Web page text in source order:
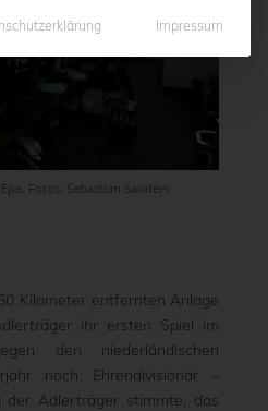
Fotos: Sebastian Sanders
Kilometer entfernten Anlage
ihr ersten Spiel im
den niederländischen
noch Ehrendivisionär –
der Adlerträger stimmte, das
Impressum